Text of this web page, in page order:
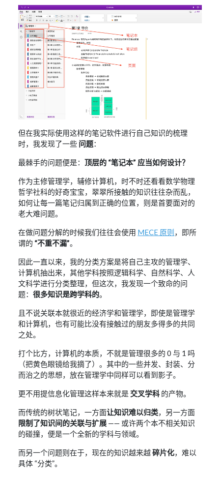
但在我实际使用这样的笔记软件进行自己知识的梳理
时，我发现了一些 问题：
最棘手的问题便是：顶层的 “笔记本” 应当如何设计？
作为主修管理学，辅修计算机，时不时还看看数学物理
哲学社科的好奇宝宝，翠翠所接触的知识往往杂而乱，
如何让每一篇笔记归属到正确的位置，则是首要面对的
老大难问题。
在做问题分解的时候我们往往会使用 MECE 原则 ，即所
谓的 “不重不漏”。
因此一直以来，我的分类方案是将自己主攻的管理学、
计算机抽出来，其他学科按照逻辑科学、自然科学、人
文科学进行分类整理，但这次，我发现一个致命的问
题：很多知识是跨学科的。
且不说关联本就很近的经济学和管理学，即使是管理学
和计算机，也有可能比没有接触过的朋友多得多的共同
之处。
打个比方，计算机的本质，不就是管理很多的 0 与 1 吗
（把黄色眼镜给我摘了）。其中的一些并发、封装、分
而治之的思想，放在管理学中同样可以看到影子。
更不用提信息化管理这样本来就是 交叉学科 的产物。
而传统的树状笔记，一方面让知识难以归类，另一方面
限制了知识间的关联与扩展 —— 或许两个本不相关知识
的碰撞，便是一个全新的学科与领域。
而另一个问题则在于，现在的知识越来越碎片化，难以
具体 “分类”。